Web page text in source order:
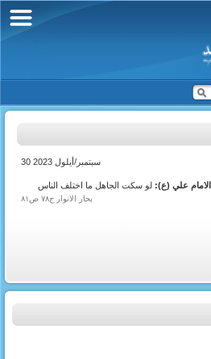
30 سبتمبر/أيلول 2023
الامام علي (ع): لو سكت الجاهل ما اختلف الناس
بحار الانوار ج٧٨ ص٨١